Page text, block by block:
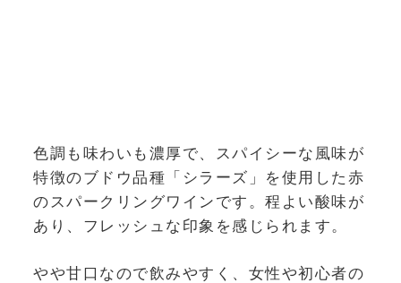
色調も味わいも濃厚で、スパイシーな風味が
特徴のブドウ品種「シラーズ」を使用した赤
のスパークリングワインです。程よい酸味が
あり、フレッシュな印象を感じられます。
やや甘口なので飲みやすく、女性や初心者の